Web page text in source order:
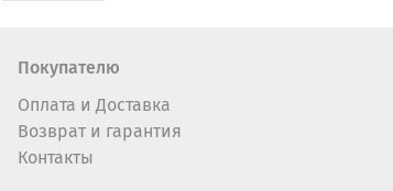
Покупателю
Оплата и Доставка
Возврат и гарантия
Контакты